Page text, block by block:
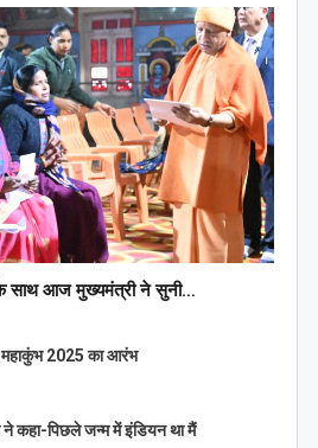
के साथ आज मुख्यमंत्री ने सुनी…
2025 का आरंभ
कहा-पिछले जन्म में इंडियन था मैं